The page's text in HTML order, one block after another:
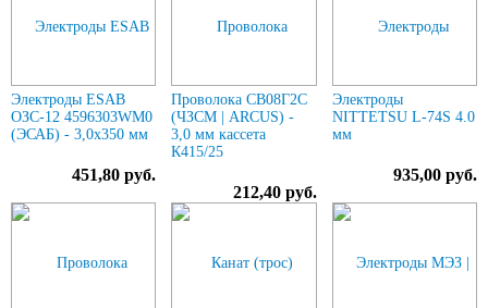
Электроды ESAB
ОЗС-12 4596303WM0
(ЭСАБ) - 3,0х350 мм
451,80 руб.
Проволока СВ08Г2С
(ЧЗСМ | ARCUS) -
3,0 мм кассета
К415/25
212,40 руб.
Электроды
NITTETSU L-74S 4.0
мм
935,00 руб.